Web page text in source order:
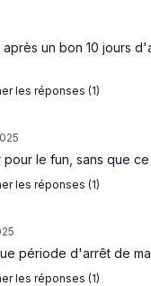
un bon 10 jours
les réponses (1)
le fun, sans que
les réponses (1)
période d'arrêt de
les réponses (1)